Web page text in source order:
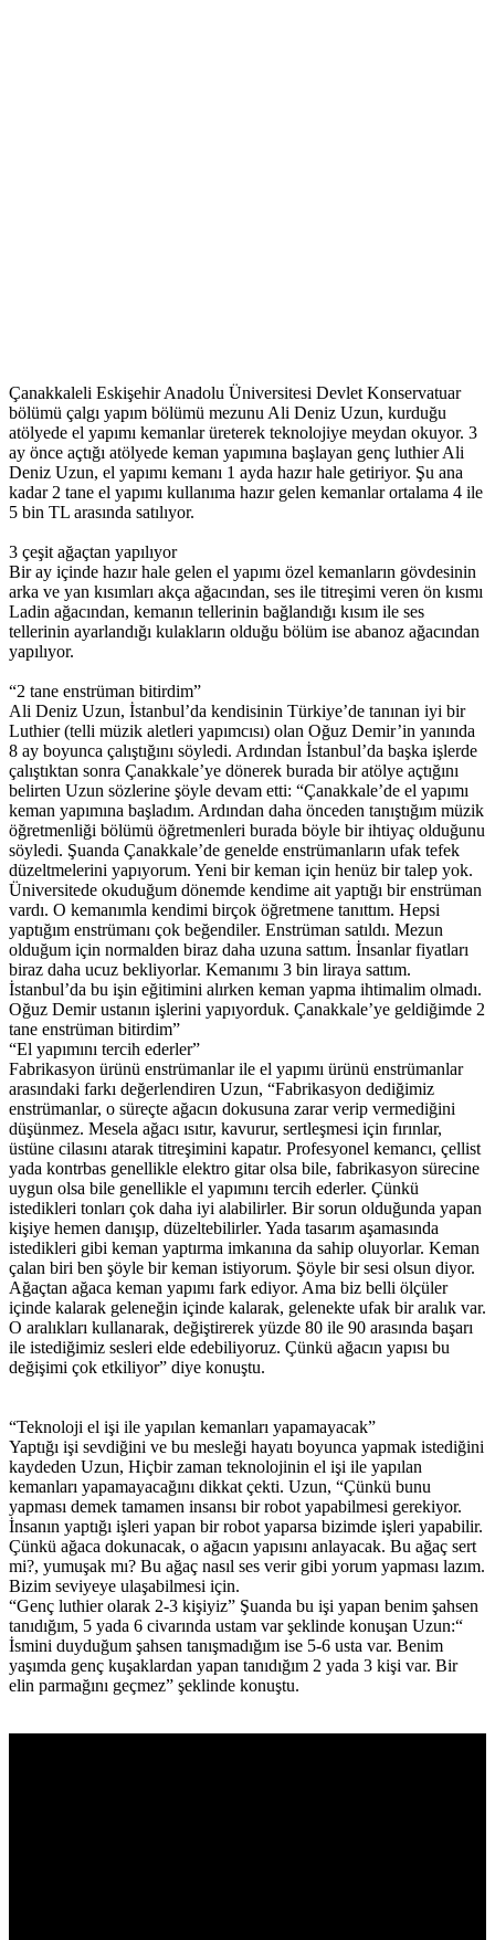
Çanakkaleli Eskişehir Anadolu Üniversitesi Devlet Konservatuar
bölümü çalgı yapım bölümü mezunu Ali Deniz Uzun, kurduğu
atölyede el yapımı kemanlar üreterek teknolojiye meydan okuyor. 3
ay önce açtığı atölyede keman yapımına başlayan genç luthier Ali
Deniz Uzun, el yapımı kemanı 1 ayda hazır hale getiriyor. Şu ana
kadar 2 tane el yapımı kullanıma hazır gelen kemanlar ortalama 4 ile
5 bin TL arasında satılıyor.
3 çeşit ağaçtan yapılıyor
Bir ay içinde hazır hale gelen el yapımı özel kemanların gövdesinin
arka ve yan kısımları akça ağacından, ses ile titreşimi veren ön kısmı
Ladin ağacından, kemanın tellerinin bağlandığı kısım ile ses
tellerinin ayarlandığı kulakların olduğu bölüm ise abanoz ağacından
yapılıyor.
“2 tane enstrüman bitirdim”
Ali Deniz Uzun, İstanbul’da kendisinin Türkiye’de tanınan iyi bir
Luthier (telli müzik aletleri yapımcısı) olan Oğuz Demir’in yanında
8 ay boyunca çalıştığını söyledi. Ardından İstanbul’da başka işlerde
çalıştıktan sonra Çanakkale’ye dönerek burada bir atölye açtığını
belirten Uzun sözlerine şöyle devam etti: “Çanakkale’de el yapımı
keman yapımına başladım. Ardından daha önceden tanıştığım müzik
öğretmenliği bölümü öğretmenleri burada böyle bir ihtiyaç olduğunu
söyledi. Şuanda Çanakkale’de genelde enstrümanların ufak tefek
düzeltmelerini yapıyorum. Yeni bir keman için henüz bir talep yok.
Üniversitede okuduğum dönemde kendime ait yaptığı bir enstrüman
vardı. O kemanımla kendimi birçok öğretmene tanıttım. Hepsi
yaptığım enstrümanı çok beğendiler. Enstrüman satıldı. Mezun
olduğum için normalden biraz daha uzuna sattım. İnsanlar fiyatları
biraz daha ucuz bekliyorlar. Kemanımı 3 bin liraya sattım.
İstanbul’da bu işin eğitimini alırken keman yapma ihtimalim olmadı.
Oğuz Demir ustanın işlerini yapıyorduk. Çanakkale’ye geldiğimde 2
tane enstrüman bitirdim”
“El yapımını tercih ederler”
Fabrikasyon ürünü enstrümanlar ile el yapımı ürünü enstrümanlar
arasındaki farkı değerlendiren Uzun, “Fabrikasyon dediğimiz
enstrümanlar, o süreçte ağacın dokusuna zarar verip vermediğini
düşünmez. Mesela ağacı ısıtır, kavurur, sertleşmesi için fırınlar,
üstüne cilasını atarak titreşimini kapatır. Profesyonel kemancı, çellist
yada kontrbas genellikle elektro gitar olsa bile, fabrikasyon sürecine
uygun olsa bile genellikle el yapımını tercih ederler. Çünkü
istedikleri tonları çok daha iyi alabilirler. Bir sorun olduğunda yapan
kişiye hemen danışıp, düzeltebilirler. Yada tasarım aşamasında
istedikleri gibi keman yaptırma imkanına da sahip oluyorlar. Keman
çalan biri ben şöyle bir keman istiyorum. Şöyle bir sesi olsun diyor.
Ağaçtan ağaca keman yapımı fark ediyor. Ama biz belli ölçüler
içinde kalarak geleneğin içinde kalarak, gelenekte ufak bir aralık var.
O aralıkları kullanarak, değiştirerek yüzde 80 ile 90 arasında başarı
ile istediğimiz sesleri elde edebiliyoruz. Çünkü ağacın yapısı bu
değişimi çok etkiliyor” diye konuştu.
“Teknoloji el işi ile yapılan kemanları yapamayacak”
Yaptığı işi sevdiğini ve bu mesleği hayatı boyunca yapmak istediğini
kaydeden Uzun, Hiçbir zaman teknolojinin el işi ile yapılan
kemanları yapamayacağını dikkat çekti. Uzun, “Çünkü bunu
yapması demek tamamen insansı bir robot yapabilmesi gerekiyor.
İnsanın yaptığı işleri yapan bir robot yaparsa bizimde işleri yapabilir.
Çünkü ağaca dokunacak, o ağacın yapısını anlayacak. Bu ağaç sert
mi?, yumuşak mı? Bu ağaç nasıl ses verir gibi yorum yapması lazım.
Bizim seviyeye ulaşabilmesi için.
“Genç luthier olarak 2-3 kişiyiz” Şuanda bu işi yapan benim şahsen
tanıdığım, 5 yada 6 civarında ustam var şeklinde konuşan Uzun:“
İsmini duyduğum şahsen tanışmadığım ise 5-6 usta var. Benim
yaşımda genç kuşaklardan yapan tanıdığım 2 yada 3 kişi var. Bir
elin parmağını geçmez” şeklinde konuştu.